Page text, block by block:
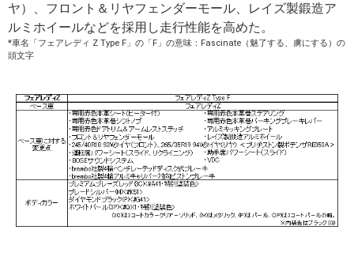
ヤ）、フロント＆リヤフェンダーモール、レイズ製鍛造ア
ルミホイールなどを採用し走行性能を高めた。
*車名「フェアレディ Z Type F」の「F」の意味：Fascinate（魅了する、虜にする）の
頭文字